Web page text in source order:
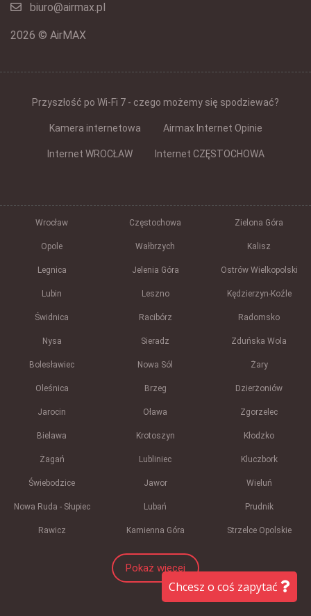
biuro@airmax.pl
2026 © AirMAX
Przyszłość po Wi-Fi 7 - czego możemy się spodziewać?
Kamera internetowa Airmax Internet Opinie
Internet WROCŁAW Internet CZĘSTOCHOWA
Wrocław Częstochowa Zielona Góra
Opole Wałbrzych Kalisz
Legnica Jelenia Góra Ostrów Wielkopolski
Lubin Leszno Kędzierzyn-Koźle
Świdnica Racibórz Radomsko
Nysa Sieradz Zduńska Wola
Bolesławiec Nowa Sól Żary
Oleśnica Brzeg Dzierżoniów
Jarocin Oława Zgorzelec
Bielawa Krotoszyn Kłodzko
Żagań Lubliniec Kluczbork
Świebodzice Jawor Wieluń
Nowa Ruda - Słupiec Lubań Prudnik
Rawicz Kamienna Góra Strzelce Opolskie
Pokaż więcej
Chcesz o coś zapytać